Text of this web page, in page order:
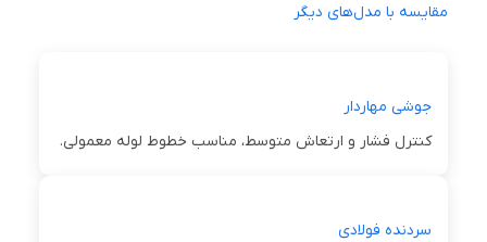
مقایسه با مدل‌های دیگر
جوشی مهاردار
کنترل فشار و ارتعاش متوسط، مناسب خطوط لوله معمولی.
سردنده فولادی